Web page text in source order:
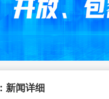
新闻详细